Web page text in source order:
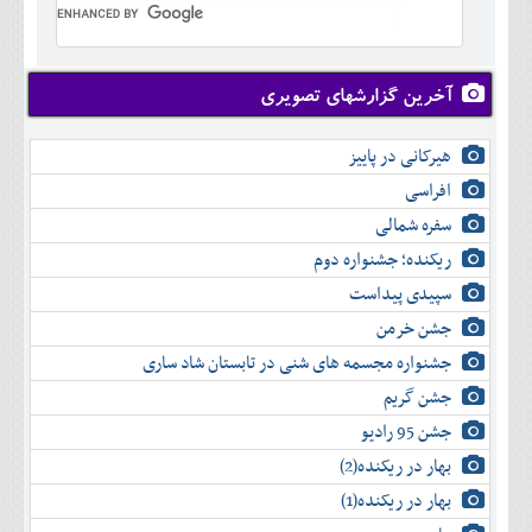
دی
بهمن
اسفند
آبان
آذر
دی
بهمن
اسفند
شهريور
مهر
آبان
آذر
دی
بهمن
اسفند
تير
مرداد
شهريور
مهر
آبان
آذر
دی
بهمن
اسفند
آخرین گزارشهای تصویری
هیرکانی در پاییز
افراسی
سفره شمالی
ریکنده؛ جشنواره دوم
سپیدی پیداست
جشن خرمن
جشنواره مجسمه های شنی در تابستان شاد ساری
جشن گریم
جشن 95 رادیو
بهار در ریکنده(2)
بهار در ریکنده(1)